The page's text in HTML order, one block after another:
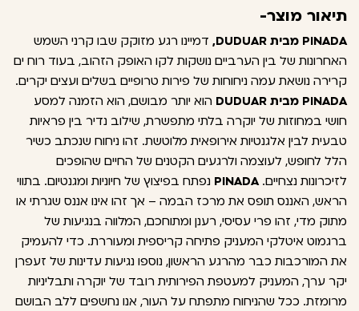
תיאור מוצר-
PINADA מבית DUDUAR,
דמיינו רגע מזוקק שבו קרני השמש
האחרונות של בין הערביים נושקות לקו האופק הזהוב, בעוד רוח ים
קרירה נושאת עמה ניחוחות של פירות טרופיים בשלים ועצים יקרים.
PINADA מבית DUDUAR
הוא יותר מבושם, הוא הזמנה למסע
חושי במחוזות של יוקרה בלתי מתפשרת, שילוב נדיר בין פראיות
טבעית לבין אלגנטיות אירופאית מלוטשת. זהו ניחוח שנכתב כשיר
הלל לחופש, לעוצמה ולרגעים הקטנים של החיים שהופכים
לזיכרונות נצחיים.PINADA נפתח בפיצוץ של חיוניות ומגנטיום. בתווי
הראש, האננס תופס את מרכז הבמה – אך זהו אינו אננס שגרתי או
מתוק מדי, זהו פרי עסיסי, רענן ומתוחכם, המלווה בנגיעות של
ברגמוט איטלקי המעניק פתיחה קריספית ומעוררת. כדי להעמיק
את המורכבות כבר מהרגע הראשון, נוספו נגיעות עדינות של זעפרן
יקר ערך, המעניק למעטפת הפירותית רובד של יוקרה ותבליניות
מרומזת. ככל שהניחוח מתפתח על העור, אנו נחשפים ללב הבושם